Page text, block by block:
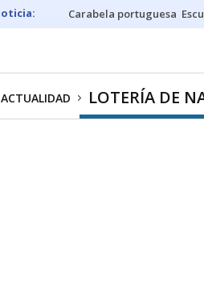
Carabela portuguesa
ACTUALIDAD LOTERÍA DE